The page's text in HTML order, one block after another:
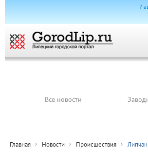
7
Все новости
Главная Новости Происшествия